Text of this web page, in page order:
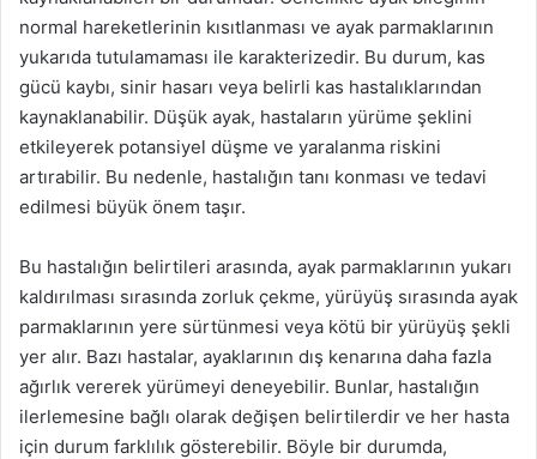
normal hareketlerinin kısıtlanması ve ayak parmaklarının
yukarıda tutulamaması ile karakterizedir. Bu durum, kas
gücü kaybı, sinir hasarı veya belirli kas hastalıklarından
kaynaklanabilir. Düşük ayak, hastaların yürüme şeklini
etkileyerek potansiyel düşme ve yaralanma riskini
artırabilir. Bu nedenle, hastalığın tanı konması ve tedavi
edilmesi büyük önem taşır.
Bu hastalığın belirtileri arasında, ayak parmaklarının yukarı
kaldırılması sırasında zorluk çekme, yürüyüş sırasında ayak
parmaklarının yere sürtünmesi veya kötü bir yürüyüş şekli
yer alır. Bazı hastalar, ayaklarının dış kenarına daha fazla
ağırlık vererek yürümeyi deneyebilir. Bunlar, hastalığın
ilerlemesine bağlı olarak değişen belirtilerdir ve her hasta
için durum farklılık gösterebilir. Böyle bir durumda,